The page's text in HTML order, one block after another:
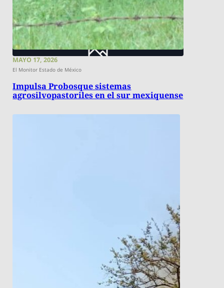
MAYO 17, 2026
El Monitor Estado de México
Impulsa Probosque sistemas
agrosilvopastoriles en el sur mexiquense